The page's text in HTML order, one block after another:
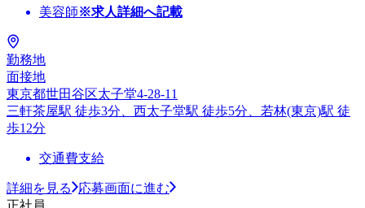
美容師※求人詳細へ記載
勤務地
面接地
東京都世田谷区太子堂4-28-11
三軒茶屋駅 徒歩3分、西太子堂駅 徒歩5分、若林(東京)駅 徒
歩12分
交通費支給
詳細を見る
応募画面に進む
正社員